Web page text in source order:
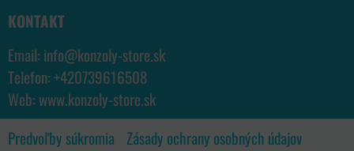
KONTAKT
Email: info@konzoly-store.sk
Telefon:+420739616508
Web: www.konzoly-store.sk
Predvoľby súkromia Zásady ochrany osobných údajov